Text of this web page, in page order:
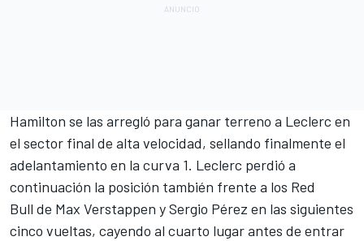
Hamilton se las arregló para ganar terreno a Leclerc en
el sector final de alta velocidad, sellando finalmente el
adelantamiento en la curva 1. Leclerc perdió a
continuación la posición también frente a los Red
Bull de Max Verstappen y Sergio Pérez en las siguientes
cinco vueltas, cayendo al cuarto lugar antes de entrar